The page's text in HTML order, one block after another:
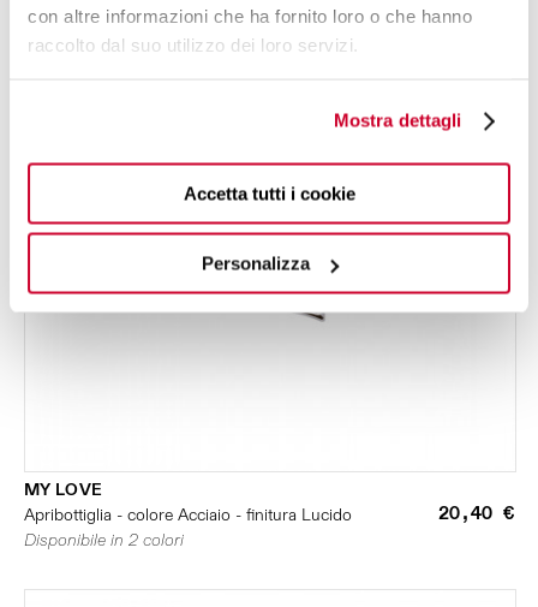
con altre informazioni che ha fornito loro o che hanno
raccolto dal suo utilizzo dei loro servizi.
Mostra dettagli
Accetta tutti i cookie
Personalizza
MY LOVE
Apribottiglia - colore Acciaio - finitura Lucido
20,40 €
Disponibile in 2 colori